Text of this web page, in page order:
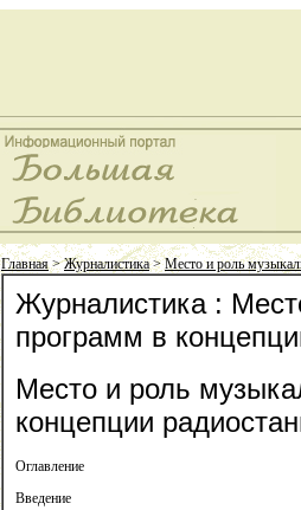
Главная>Журналистика>Место и роль
Журналистика :
программ в
Место и роль
концепции
Оглавление
Введение